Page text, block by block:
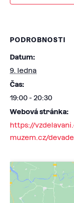
PODROBNOSTI
Datum:
9. ledna
Čas:
19:00 - 20:30
Webová stránka:
https://
muzem.cz/